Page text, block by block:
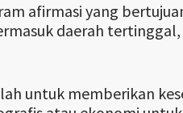
afirmasi yang
daerah
untuk memberikan